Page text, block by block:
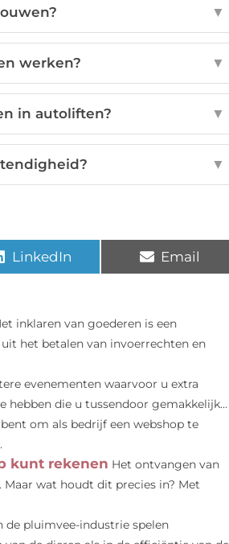
▼
werken? ▼
in autoliften? ▼
▼
LinkedIn Email
inklaren van goederen is een
het betalen van invoerrechten en
evenementen waarvoor u extra
die u tussendoor gemakkelijk...
om als bedrijf een webshop te
kunt rekenen Het ontvangen van
wat houdt dit precies in? Met
de pluimvee-industrie spelen